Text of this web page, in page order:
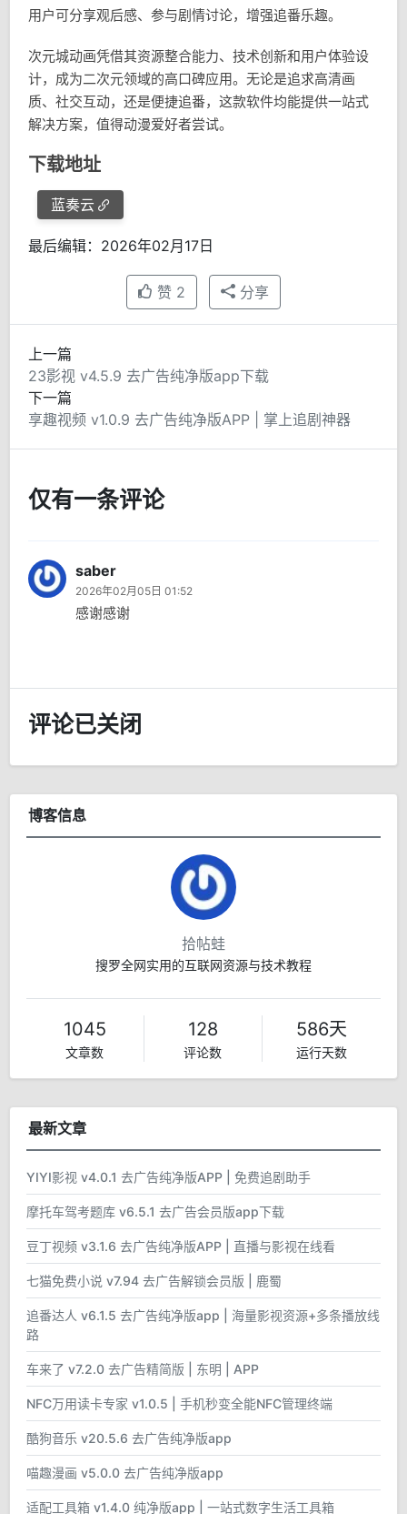
用户可分享观后感、参与剧情讨论，增强追番乐趣。
次元城动画凭借其资源整合能力、技术创新和用户体验设
计，成为二次元领域的高口碑应用。无论是追求高清画
质、社交互动，还是便捷追番，这款软件均能提供一站式
解决方案，值得动漫爱好者尝试。
下载地址
蓝奏云
最后编辑：2026年02月17日
赞 2 分享
上一篇
23影视 v4.5.9 去广告纯净版app下载
下一篇
享趣视频 v1.0.9 去广告纯净版APP | 掌上追剧神器
仅有一条评论
saber
2026年02月05日 01:52
感谢感谢
评论已关闭
博客信息
拾帖蛙
搜罗全网实用的互联网资源与技术教程
1045
文章数
128
评论数
586天
运行天数
最新文章
YIYI影视 v4.0.1 去广告纯净版APP | 免费追剧助手
摩托车驾考题库 v6.5.1 去广告会员版app下载
豆丁视频 v3.1.6 去广告纯净版APP | 直播与影视在线看
七猫免费小说 v7.94 去广告解锁会员版 | 鹿蜀
追番达人 v6.1.5 去广告纯净版app | 海量影视资源+多条播放线
路
车来了 v7.2.0 去广告精简版 | 东明 | APP
NFC万用读卡专家 v1.0.5 | 手机秒变全能NFC管理终端
酷狗音乐 v20.5.6 去广告纯净版app
喵趣漫画 v5.0.0 去广告纯净版app
适配工具箱 v1.4.0 纯净版app | 一站式数字生活工具箱